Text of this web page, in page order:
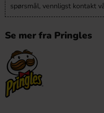
spørsmål, vennligst kontakt
Se mer fra Pringles